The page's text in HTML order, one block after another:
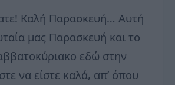
Καλή Παρασκευή… Αυτή
μας Παρασκευή και το
εδώ στην
να είστε καλά, απ’ όπου